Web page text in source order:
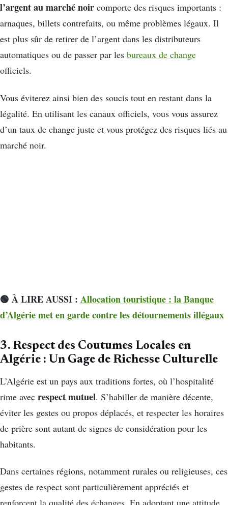
l’argent au marché noir comporte des risques importants :
arnaques, billets contrefaits, ou même problèmes légaux. Il
est plus sûr de retirer de l’argent dans les distributeurs
automatiques ou de passer par les bureaux de change
officiels.
Vous éviterez ainsi bien des soucis tout en restant dans la
légalité. En utilisant les canaux officiels, vous vous assurez
d’un taux de change juste et vous protégez des risques liés au
marché noir.
🟢 À LIRE AUSSI : Allocation touristique : la Banque
d’Algérie met en garde contre les détournements illégaux
3. Respect des Coutumes Locales en
Algérie : Un Gage de Richesse Culturelle
L’Algérie est un pays aux traditions fortes, où l’hospitalité
rime avec respect mutuel. S’habiller de manière décente,
éviter les gestes ou propos déplacés, et respecter les horaires
de prière sont autant de signes de considération pour les
habitants.
Dans certaines régions, notamment rurales ou religieuses, ces
gestes de respect sont particulièrement appréciés et
renforcent la qualité des échanges. En adoptant une attitude